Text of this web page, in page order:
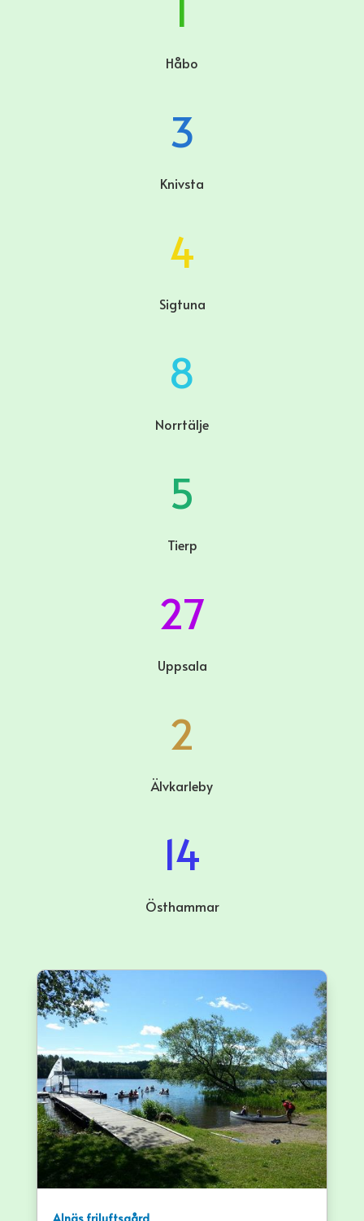
Håbo
3
Knivsta
4
Sigtuna
8
Norrtälje
5
Tierp
27
Uppsala
2
Älvkarleby
14
Östhammar